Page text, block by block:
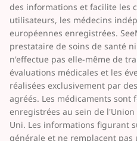
des informations et facilite les
utilisateurs, les médecins
européennes enregistrées.
prestataire de soins de santé
n'effectue pas elle-même de
évaluations médicales et les
réalisées exclusivement par
agréés. Les médicaments sont
enregistrées au sein de
Uni. Les informations figurant
générale et ne remplacent pas